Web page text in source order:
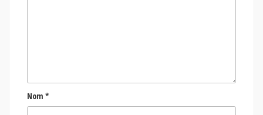
Nom *